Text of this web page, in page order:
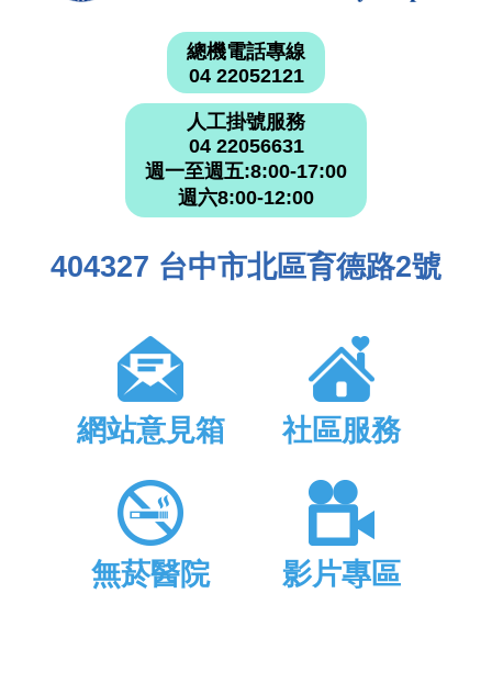
總機電話專線
04 22052121
人工掛號服務
04 22056631
週一至週五:8:00-17:00
週六8:00-12:00
404327 台中市北區育德路2號
網站意見箱 社區服務
無菸醫院 影片專區